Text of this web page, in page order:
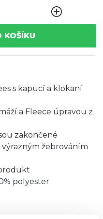
KOŠÍKU
s kapucí a klokaní
a Fleece úpravou z
zakončené
žebrováním
polyester